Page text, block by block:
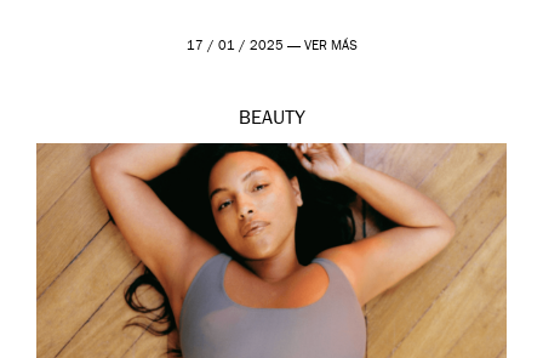
17 / 01 / 2025 — VER MÁS
BEAUTY